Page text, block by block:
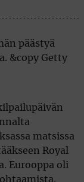
matsissa
Royal
Eurooppa oli